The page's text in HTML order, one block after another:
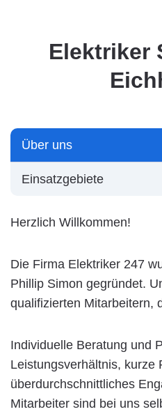
Elektriker
Über uns
Einsatzgebiete
Herzlich Willkommen!
Die Firma Elektriker 247
Phillip Simon gegründet.
qualifizierten Mitarbeitern,
Individuelle Beratung und
Leistungsverhältnis, kurze
überdurchschnittliches
Mitarbeiter sind bei uns